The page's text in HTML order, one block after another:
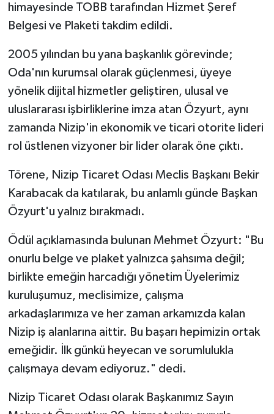
himayesinde TOBB tarafından Hizmet Şeref
Belgesi ve Plaketi takdim edildi.
2005 yılından bu yana başkanlık görevinde;
Oda'nın kurumsal olarak güçlenmesi, üyeye
yönelik dijital hizmetler geliştiren, ulusal ve
uluslararası işbirliklerine imza atan Özyurt, aynı
zamanda Nizip'in ekonomik ve ticari otorite lideri
rol üstlenen vizyoner bir lider olarak öne çıktı.
Törene, Nizip Ticaret Odası Meclis Başkanı Bekir
Karabacak da katılarak, bu anlamlı günde Başkan
Özyurt'u yalnız bırakmadı.
Ödül açıklamasında bulunan Mehmet Özyurt: "Bu
onurlu belge ve plaket yalnızca şahsıma değil;
birlikte emeğin harcadığı yönetim Üyelerimiz
kuruluşumuz, meclisimize, çalışma
arkadaşlarımıza ve her zaman arkamızda kalan
Nizip iş alanlarına aittir. Bu başarı hepimizin ortak
emeğidir. İlk günkü heyecan ve sorumlulukla
çalışmaya devam ediyoruz." dedi.
Nizip Ticaret Odası olarak Başkanımız Sayın